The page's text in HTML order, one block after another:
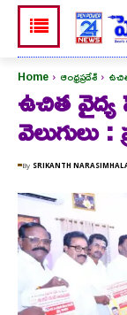
Home ఆంధ్రప్రదేశ్
ఉచిత
వెలుగులు :
By SRIKANTH